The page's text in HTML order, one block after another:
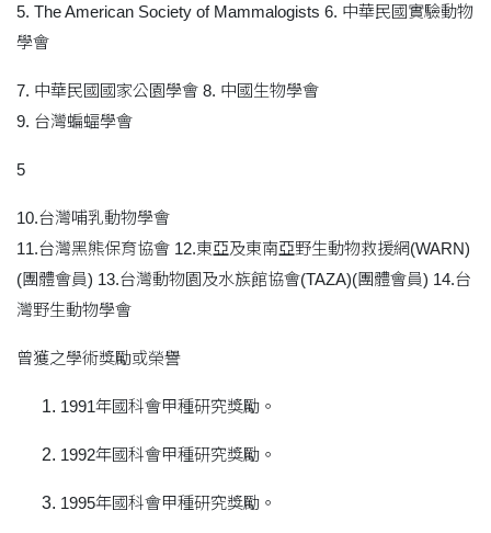
5. The American Society of Mammalogists 6. 中華民國實驗動物
學會
7. 中華民國國家公園學會 8. 中國生物學會
9. 台灣蝙蝠學會
5
10.台灣哺乳動物學會
11.台灣黑熊保育協會 12.東亞及東南亞野生動物救援網(WARN)
(團體會員) 13.台灣動物園及水族館協會(TAZA)(團體會員) 14.台
灣野生動物學會
曾獲之學術獎勵或榮譽
1991年國科會甲種研究獎勵。
1992年國科會甲種研究獎勵。
1995年國科會甲種研究獎勵。